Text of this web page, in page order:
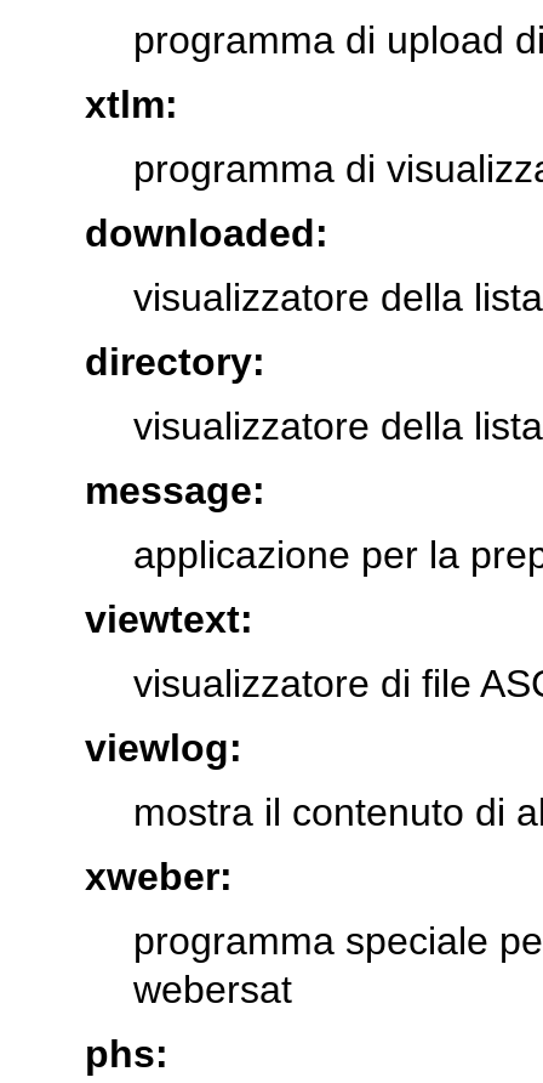
programma di upload
xtlm:
programma di
downloaded:
visualizzatore della
directory:
visualizzatore della
message:
applicazione per la
viewtext:
visualizzatore di file
viewlog:
mostra il contenuto di
xweber:
programma speciale
webersat
phs: